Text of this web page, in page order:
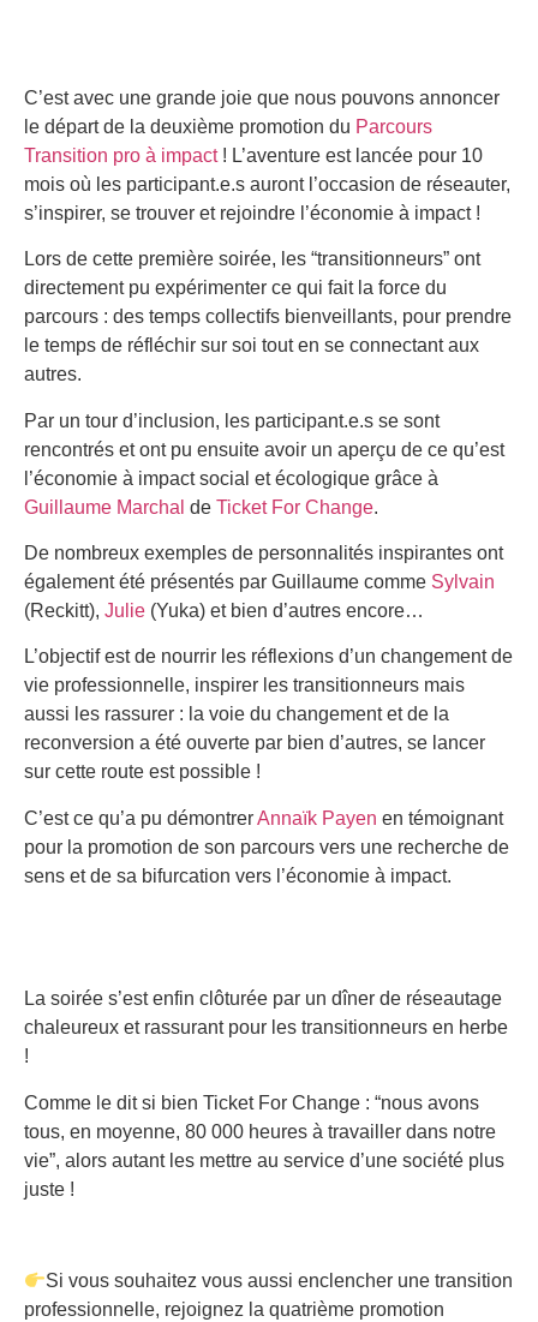
C’est avec une grande joie que nous pouvons annoncer
le départ de la deuxième promotion du Parcours
Transition pro à impact! L’aventure est lancée pour 10
mois où les participant.e.s auront l’occasion de réseauter,
s’inspirer, se trouver et rejoindre l’économie à impact !
Lors de cette première soirée, les “transitionneurs” ont
directement pu expérimenter ce qui fait la force du
parcours : des temps collectifs bienveillants, pour prendre
le temps de réfléchir sur soi tout en se connectant aux
autres.
Par un tour d’inclusion, les participant.e.s se sont
rencontrés et ont pu ensuite avoir un aperçu de ce qu’est
l’économie à impact social et écologique grâce à
Guillaume Marchal de Ticket For Change.
De nombreux exemples de personnalités inspirantes ont
également été présentés par Guillaume comme Sylvain
(Reckitt), Julie (Yuka) et bien d’autres encore…
L’objectif est de nourrir les réflexions d’un changement de
vie professionnelle, inspirer les transitionneurs mais
aussi les rassurer : la voie du changement et de la
reconversion a été ouverte par bien d’autres, se lancer
sur cette route est possible !
C’est ce qu’a pu démontrerAnnaïk Payen en témoignant
pour la promotion de son parcours vers une recherche de
sens et de sa bifurcation vers l’économie à impact.
La soirée s’est enfin clôturée par un dîner de réseautage
chaleureux et rassurant pour les transitionneurs en herbe
!
Comme le dit si bien Ticket For Change : “nous avons
tous, en moyenne, 80 000 heures à travailler dans notre
vie”, alors autant les mettre au service d’une société plus
juste !
Si vous souhaitez vous aussi enclencher une transition
professionnelle, rejoignez la quatrième promotion